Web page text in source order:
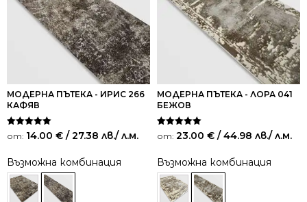
МОДЕРНА ПЪТЕКА - ИРИС 266
КАФЯВ
Оценено на
5.00
от: 14.00 € / 27.38 лв./ л.м.
Възможна комбинация
МОДЕРНА ПЪТЕКА - ЛОРА 041
БЕЖОВ
Оценено на
5.00
от: 23.00 € / 44.98 лв./ л.м.
Възможна комбинация